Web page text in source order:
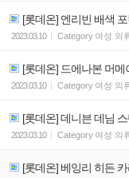
[롯데온] 엔리빈 배색
2023.03.10 Category 여성 의
[롯데온] 드에나본 머메
2023.03.10 Category 여성 의
[롯데온] 데니븐 데님
2023.03.10 Category 여성 의
[롯데온] 베잉리 히든